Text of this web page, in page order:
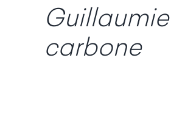
carbone